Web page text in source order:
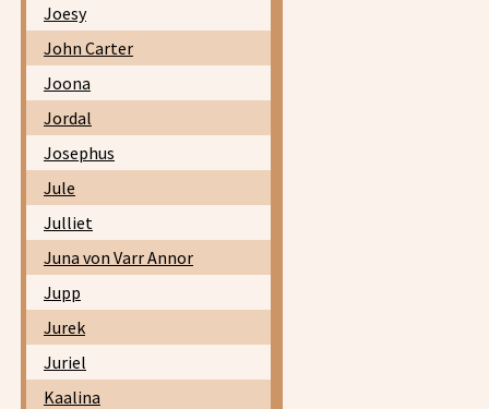
Joesy
John Carter
Joona
Jordal
Josephus
Jule
Julliet
Juna von Varr Annor
Jupp
Jurek
Juriel
Kaalina